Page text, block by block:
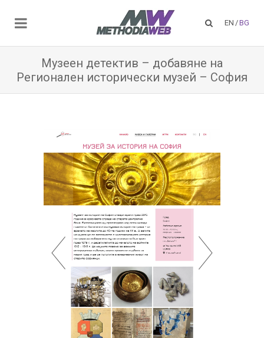
EN /BG
Музеен детектив – добавяне на
Регионален исторически музей – София